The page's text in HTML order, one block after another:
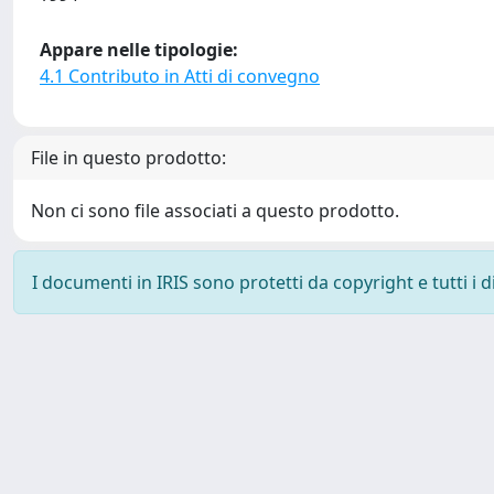
Appare nelle tipologie:
4.1 Contributo in Atti di convegno
File in questo prodotto:
Non ci sono file associati a questo prodotto.
I documenti in IRIS sono protetti da copyright e tutti i